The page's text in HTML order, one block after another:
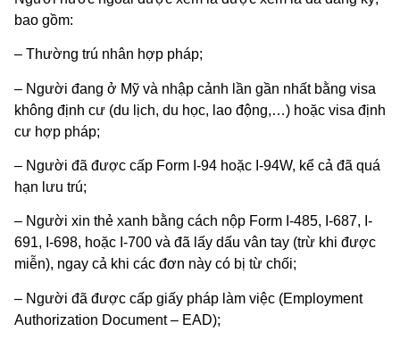
bao gồm:
– Thường trú nhân hợp pháp;
– Người đang ở Mỹ và nhập cảnh lần gần nhất bằng visa
không định cư (du lịch, du học, lao động,…) hoặc visa định
cư hợp pháp;
– Người đã được cấp Form I-94 hoặc I-94W, kể cả đã quá
hạn lưu trú;
– Người xin thẻ xanh bằng cách nộp Form I-485, I-687, I-
691, I-698, hoặc I-700 và đã lấy dấu vân tay (trừ khi được
miễn), ngay cả khi các đơn này có bị từ chối;
– Người đã được cấp giấy pháp làm việc (Employment
Authorization Document – EAD);